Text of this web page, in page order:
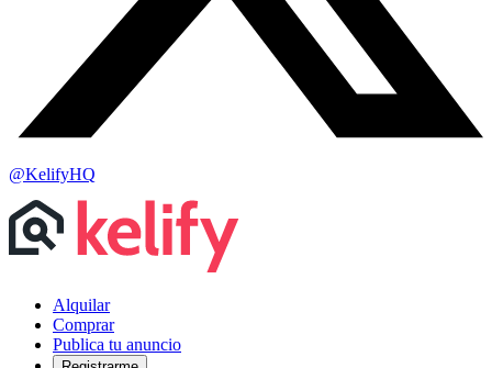
@KelifyHQ
Alquilar
Comprar
Publica tu anuncio